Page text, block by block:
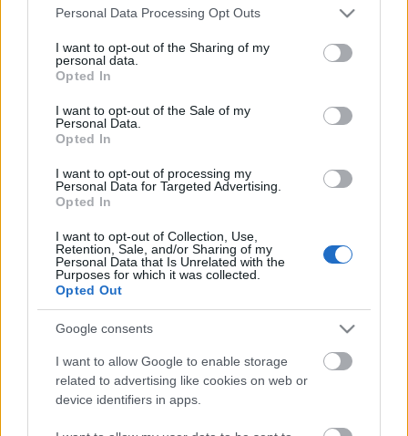
Please note that this website/app uses one or more Google
not limited to your visit or usage behaviour. You may click to
grant or deny consent to Google and its third-party tags to
use your data for below specified purposes in below Google
consent section.
Personal Data Processing Opt Outs
I want to opt-out of the Sharing of my
personal data.
Opted In
I want to opt-out of the Sale of my
Personal Data.
Opted In
I want to opt-out of processing my
Personal Data for Targeted Advertising.
Opted In
I want to opt-out of Collection, Use,
Retention, Sale, and/or Sharing of my
Personal Data that Is Unrelated with the
Purposes for which it was collected.
Opted Out
Google consents
I want to allow Google to enable storage
related to advertising like cookies on web or
device identifiers in apps.
Dean Barker és az ETNZ végigszenvedte a selejtezők
első körét, aztán a második kör épp időben szakadt
félbe, hogy bent maradjanak az első négyben. Ben
Ainslie és csapata (TeamOrigin) mindössze két
vereséget gyűjtött be a selejtezők során, az
elődöntőben is jól…
Éljen a Király! - RC44 Cup
Ahogy közeledik az év vége, folyamatosan zárulnak
le a sorozatok. Így van ez az RC44 osztály
bajnokságával is, ahol a legutolsó helyszín Dubai
volt, és eldőlt, aminek el kellett. Nehezen indult a
hétvége, az első napon szélcsend miatt nem tudtak
futamot tartani,…
RC 44 Kupa, Malcesine - Az Artemis